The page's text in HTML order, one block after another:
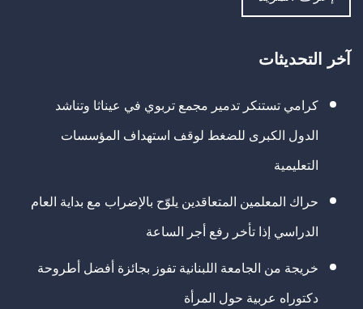
آخر التحديثات
كرامي تستنكر تدمير مجمع تربوي في عيناثا وتناشد
الدول الكبرى للضغط لوقف استهداف المؤسسات
التعليمية
حراك المعلمين المتعاقدين يلوّح بالإضراب مع بداية العام
الدراسي إذا تأخر رفع أجر الساعة
خريجة من الجامعة اللبنانية تفوز بجائزة أفضل أطروحة
دكتوراه عربية حول المرأة